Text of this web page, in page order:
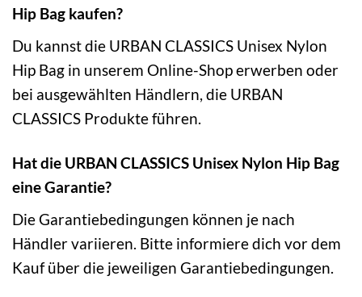
Hip Bag kaufen?
Du kannst die URBAN CLASSICS Unisex Nylon
Hip Bag in unserem Online-Shop erwerben oder
bei ausgewählten Händlern, die URBAN
CLASSICS Produkte führen.
Hat die URBAN CLASSICS Unisex Nylon Hip Bag
eine Garantie?
Die Garantiebedingungen können je nach
Händler variieren. Bitte informiere dich vor dem
Kauf über die jeweiligen Garantiebedingungen.